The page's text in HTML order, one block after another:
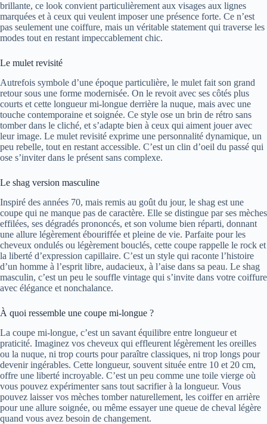
brillante, ce look convient particulièrement aux visages aux lignes
marquées et à ceux qui veulent imposer une présence forte. Ce n’est
pas seulement une coiffure, mais un véritable statement qui traverse les
modes tout en restant impeccablement chic.
Le mulet revisité
Autrefois symbole d’une époque particulière, le mulet fait son grand
retour sous une forme modernisée. On le revoit avec ses côtés plus
courts et cette longueur mi-longue derrière la nuque, mais avec une
touche contemporaine et soignée. Ce style ose un brin de rétro sans
tomber dans le cliché, et s’adapte bien à ceux qui aiment jouer avec
leur image. Le mulet revisité exprime une personnalité dynamique, un
peu rebelle, tout en restant accessible. C’est un clin d’oeil du passé qui
ose s’inviter dans le présent sans complexe.
Le shag version masculine
Inspiré des années 70, mais remis au goût du jour, le shag est une
coupe qui ne manque pas de caractère. Elle se distingue par ses mèches
effilées, ses dégradés prononcés, et son volume bien réparti, donnant
une allure légèrement ébouriffée et pleine de vie. Parfaite pour les
cheveux ondulés ou légèrement bouclés, cette coupe rappelle le rock et
la liberté d’expression capillaire. C’est un style qui raconte l’histoire
d’un homme à l’esprit libre, audacieux, à l’aise dans sa peau. Le shag
masculin, c’est un peu le souffle vintage qui s’invite dans votre coiffure
avec élégance et nonchalance.
À quoi ressemble une coupe mi-longue ?
La coupe mi-longue, c’est un savant équilibre entre longueur et
praticité. Imaginez vos cheveux qui effleurent légèrement les oreilles
ou la nuque, ni trop courts pour paraître classiques, ni trop longs pour
devenir ingérables. Cette longueur, souvent située entre 10 et 20 cm,
offre une liberté incroyable. C’est un peu comme une toile vierge où
vous pouvez expérimenter sans tout sacrifier à la longueur. Vous
pouvez laisser vos mèches tomber naturellement, les coiffer en arrière
pour une allure soignée, ou même essayer une queue de cheval légère
quand vous avez besoin de changement.